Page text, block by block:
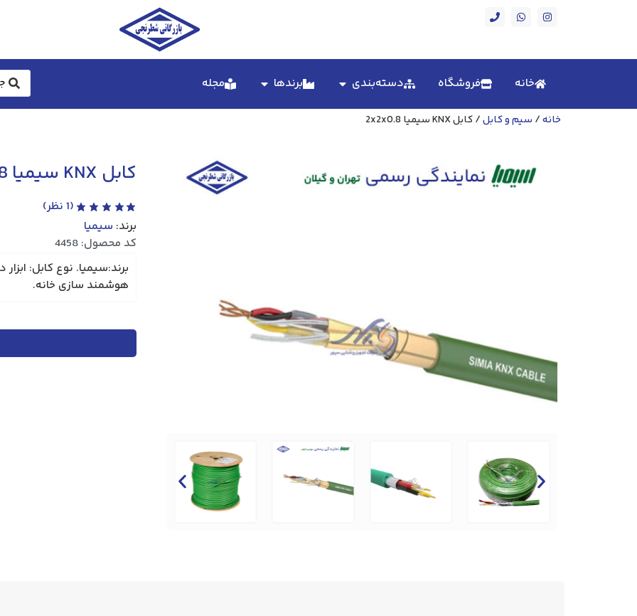
خانه فروشگاه دسته‌بندی برندها مجله
خانه/ سیم و کابل/ کابل KNX سیمیا 2x2x0.8
کابل KNX سیمیا 2x2x0.8
(
1 نظر)
برند: سیمیا
کد محصول: 4458
هوشمند سازی خانه.